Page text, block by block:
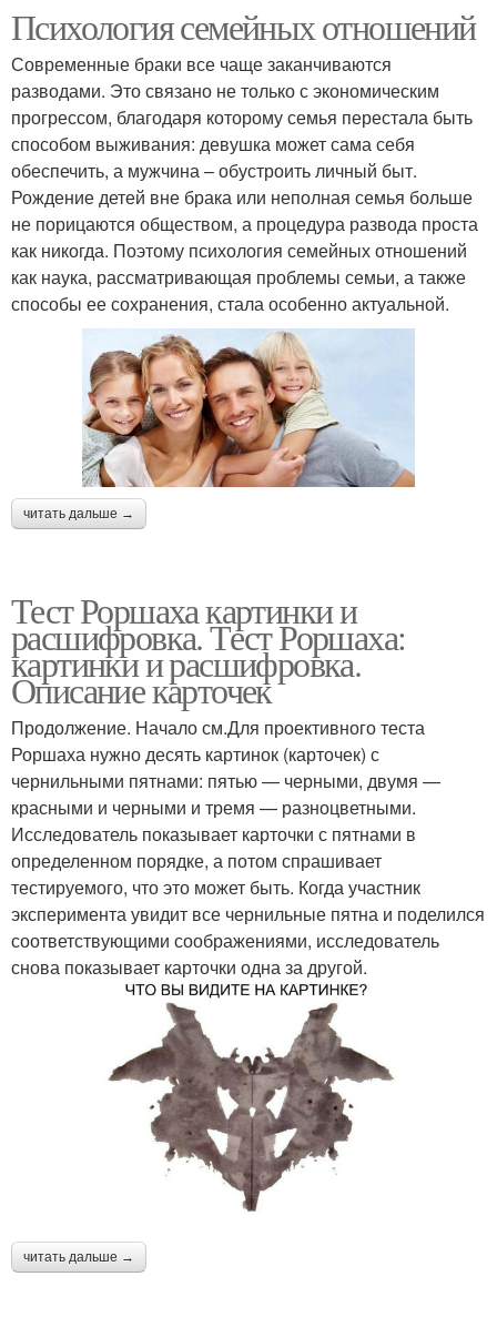
Психология семейных отношений
Современные браки все чаще заканчиваются
разводами. Это связано не только с экономическим
прогрессом, благодаря которому семья перестала быть
способом выживания: девушка может сама себя
обеспечить, а мужчина – обустроить личный быт.
Рождение детей вне брака или неполная семья больше
не порицаются обществом, а процедура развода проста
как никогда. Поэтому психология семейных отношений
как наука, рассматривающая проблемы семьи, а также
способы ее сохранения, стала особенно актуальной.
читать дальше →
Тест Роршаха картинки и
расшифровка. Тест Роршаха:
картинки и расшифровка.
Описание карточек
Продолжение. Начало см.Для проективного теста
Роршаха нужно десять картинок (карточек) с
чернильными пятнами: пятью — черными, двумя —
красными и черными и тремя — разноцветными.
Исследователь показывает карточки с пятнами в
определенном порядке, а потом спрашивает
тестируемого, что это может быть. Когда участник
эксперимента увидит все чернильные пятна и поделился
соответствующими соображениями, исследователь
снова показывает карточки одна за другой.
читать дальше →